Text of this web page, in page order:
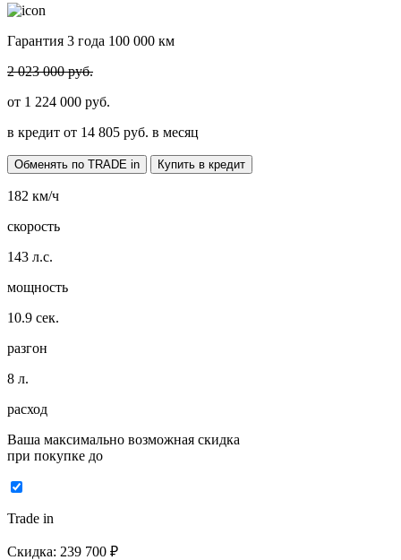
Гарантия 3 года 100 000 км
2 023 000 руб.
от 1 224 000 руб.
в кредит от 14 805 руб. в месяц
Обменять по TRADE in Купить в кредит
182 км/ч
скорость
143 л.с.
мощность
10.9 сек.
разгон
8 л.
расход
Ваша максимально возможная скидка
при покупке до
Trade in
Скидка: 239 700 ₽